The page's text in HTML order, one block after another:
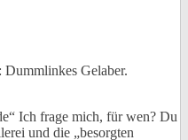
Gelaber.
Ich frage mich, für wen? Du
und die „besorgten